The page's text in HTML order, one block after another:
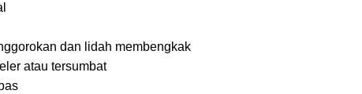
dan lidah membengkak
atau tersumbat